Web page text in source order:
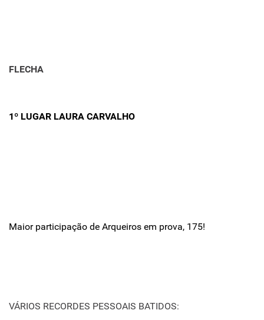
FLECHA
1º LUGAR LAURA CARVALHO
Maior participação de Arqueiros em prova, 175!
VÁRIOS RECORDES PESSOAIS BATIDOS: